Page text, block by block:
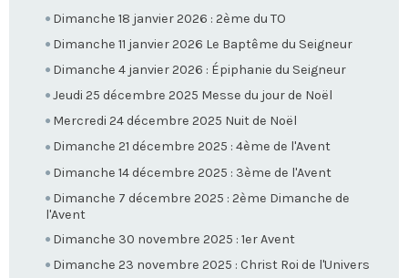
Dimanche 18 janvier 2026 : 2ème du TO
Dimanche 11 janvier 2026 Le Baptême du Seigneur
Dimanche 4 janvier 2026 : Épiphanie du Seigneur
Jeudi 25 décembre 2025 Messe du jour de Noël
Mercredi 24 décembre 2025 Nuit de Noël
Dimanche 21 décembre 2025 : 4ème de l'Avent
Dimanche 14 décembre 2025 : 3ème de l'Avent
Dimanche 7 décembre 2025 : 2ème Dimanche de
l'Avent
Dimanche 30 novembre 2025 : 1er Avent
Dimanche 23 novembre 2025 : Christ Roi de l'Univers